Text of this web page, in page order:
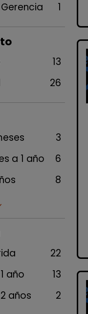
1
13
26
3
a 1 año
6
8
22
año
13
años
2